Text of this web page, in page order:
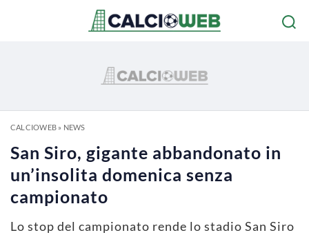
CALCIOWEB» NEWS
San Siro, gigante abbandonato in
un’insolita domenica senza
campionato
Lo stop del campionato rende lo stadio San Siro